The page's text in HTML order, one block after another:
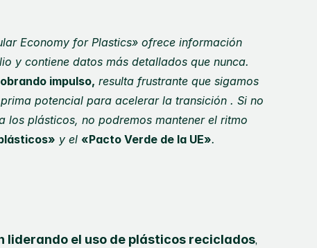
Economy for Plastics» ofrece información
y contiene datos más detallados que nunca.
impulso, resulta frustrante que sigamos
potencial para acelerar la transición . Si no
plásticos, no podremos mantener el ritmo
y el «Pacto Verde de la UE».
el uso de plásticos reciclados,